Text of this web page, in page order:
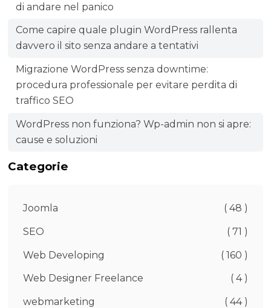
di andare nel panico
Come capire quale plugin WordPress rallenta
davvero il sito senza andare a tentativi
Migrazione WordPress senza downtime:
procedura professionale per evitare perdita di
traffico SEO
WordPress non funziona? Wp-admin non si apre:
cause e soluzioni
Categorie
Joomla ( 48 )
SEO ( 71 )
Web Developing ( 160 )
Web Designer Freelance ( 4 )
webmarketing ( 44 )